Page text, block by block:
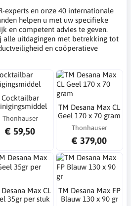
experts en onze 40 internationale
helpen u met uw specifieke
en competent advies te geven.
alle uitdagingen met betrekking tot
en coöperatieve
Cocktailbar
Thonhauser
€ 59,50
TM Desana Max CL
Geel 170 x 70 gram
Thonhauser
€ 379,00
Max CL
35gr per stuk
TM Desana Max FP
Blauw 130 x 90 gr